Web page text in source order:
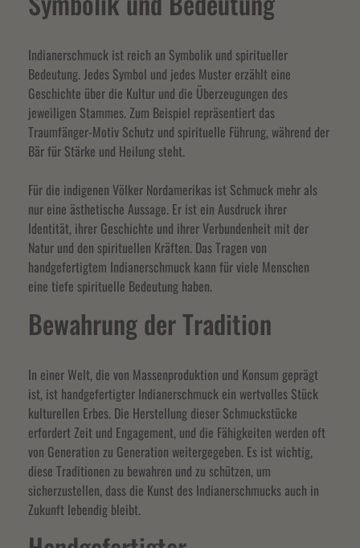
Indianerschmuck ist reich an Symbolik und spiritueller
Bedeutung. Jedes Symbol und jedes Muster erzählt eine
Geschichte über die Kultur und die Überzeugungen des
jeweiligen Stammes. Zum Beispiel repräsentiert das
Traumfänger-Motiv Schutz und spirituelle Führung, während der
Bär für Stärke und Heilung steht.
Für die indigenen Völker Nordamerikas ist Schmuck mehr als
nur eine ästhetische Aussage. Er ist ein Ausdruck ihrer
Identität, ihrer Geschichte und ihrer Verbundenheit mit der
Natur und den spirituellen Kräften. Das Tragen von
handgefertigtem Indianerschmuck kann für viele Menschen
eine tiefe spirituelle Bedeutung haben.
Bewahrung der Tradition
In einer Welt, die von Massenproduktion und Konsum geprägt
ist, ist handgefertigter Indianerschmuck ein wertvolles Stück
kulturellen Erbes. Die Herstellung dieser Schmuckstücke
erfordert Zeit und Engagement, und die Fähigkeiten werden oft
von Generation zu Generation weitergegeben. Es ist wichtig,
diese Traditionen zu bewahren und zu schützen, um
sicherzustellen, dass die Kunst des Indianerschmucks auch in
Zukunft lebendig bleibt.